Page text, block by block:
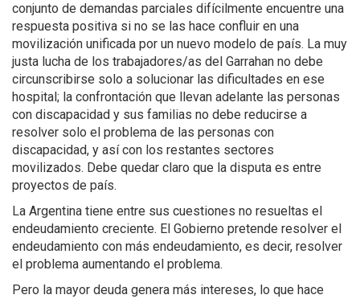
conjunto de demandas parciales difícilmente encuentre una
respuesta positiva si no se las hace confluir en una
movilización unificada por un nuevo modelo de país. La muy
justa lucha de los trabajadores/as del Garrahan no debe
circunscribirse solo a solucionar las dificultades en ese
hospital; la confrontación que llevan adelante las personas
con discapacidad y sus familias no debe reducirse a
resolver solo el problema de las personas con
discapacidad, y así con los restantes sectores
movilizados. Debe quedar claro que la disputa es entre
proyectos de país.
La Argentina tiene entre sus cuestiones no resueltas el
endeudamiento creciente. El Gobierno pretende resolver el
endeudamiento con más endeudamiento, es decir, resolver
el problema aumentando el problema.
Pero la mayor deuda genera más intereses, lo que hace